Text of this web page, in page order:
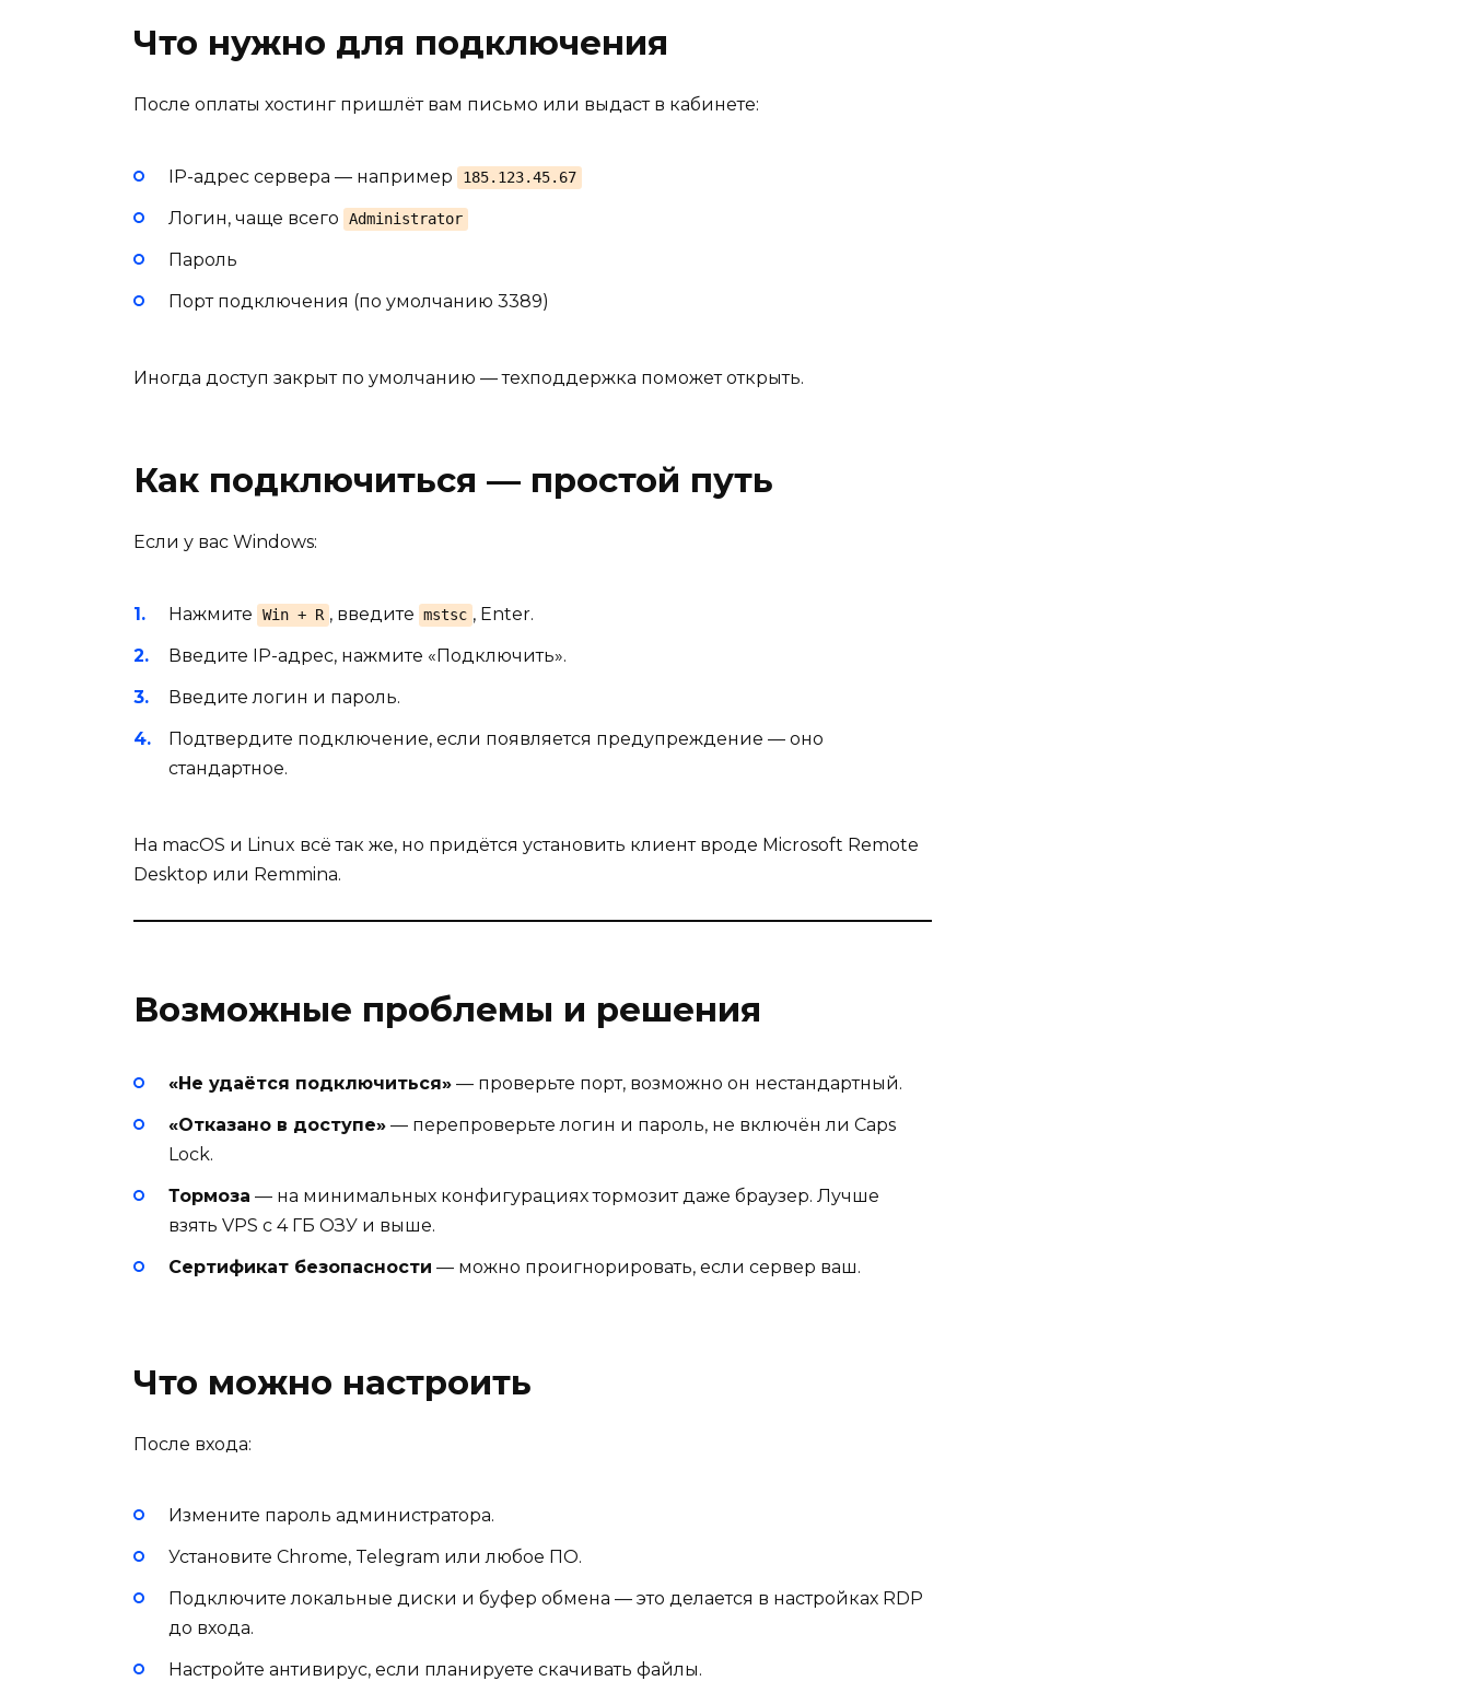
Что нужно для подключения
После оплаты хостинг пришлёт вам письмо или выдаст в кабинете:
IP-адрес сервера — например 185.123.45.67
Логин, чаще всего Administrator
Пароль
Порт подключения (по умолчанию 3389)
Иногда доступ закрыт по умолчанию — техподдержка поможет открыть.
Как подключиться — простой путь
Если у вас Windows:
Нажмите Win + R , введите mstsc , Enter.
Введите IP-адрес, нажмите «Подключить».
Введите логин и пароль.
Подтвердите подключение, если появляется предупреждение — оно
стандартное.
На macOS и Linux всё так же, но придётся установить клиент вроде Microsoft Remote
Desktop или Remmina.
Возможные проблемы и решения
«Не удаётся подключиться» — проверьте порт, возможно он нестандартный.
«Отказано в доступе» — перепроверьте логин и пароль, не включён ли Caps
Lock.
Тормоза — на минимальных конфигурациях тормозит даже браузер. Лучше
взять VPS с 4 ГБ ОЗУ и выше.
Сертификат безопасности — можно проигнорировать, если сервер ваш.
Что можно настроить
После входа:
Измените пароль администратора.
Установите Chrome, Telegram или любое ПО.
Подключите локальные диски и буфер обмена — это делается в настройках RDP
до входа.
Настройте антивирус, если планируете скачивать файлы.